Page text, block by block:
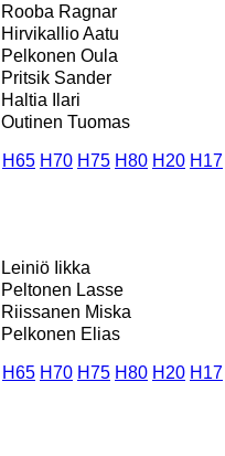
Rooba Ragnar
Hirvikallio Aatu
Pelkonen Oula
Pritsik Sander
Haltia Ilari
Outinen Tuomas
H65 H70 H75 H80 H20 H17
Leiniö Iikka
Peltonen Lasse
Riissanen Miska
Pelkonen Elias
H65 H70 H75 H80 H20 H17